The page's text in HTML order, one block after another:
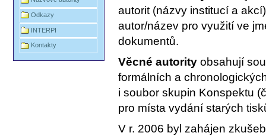
Odkazy
INTERPI
Kontakty
autorit (názvy institucí a
autor/název pro využití ve
dokumentů.
Věcné autority obsahují
formálních a
i soubor skupin Konspektu
pro místa vydání starých
V r. 2006 byl zahájen